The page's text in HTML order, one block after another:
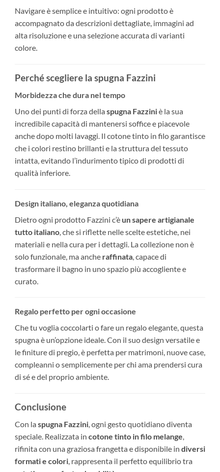
Navigare è semplice e intuitivo: ogni prodotto è
accompagnato da descrizioni dettagliate, immagini ad
alta risoluzione e una selezione accurata di varianti
colore.
Perché scegliere la spugna Fazzini
Morbidezza che dura nel tempo
Uno dei punti di forza della spugna Fazziniè la sua
incredibile capacità di mantenersi soffice e piacevole
anche dopo molti lavaggi. Il cotone tinto in filo garantisce
che i colori restino brillanti e la struttura del tessuto
intatta, evitando l’indurimento tipico di prodotti di
qualità inferiore.
Design italiano, eleganza quotidiana
Dietro ogni prodotto Fazzini c’è un sapere artigianale
tutto italiano , che si riflette nelle scelte estetiche, nei
materiali e nella cura per i dettagli. La collezione non è
solo funzionale, ma anche raffinata , capace di
trasformare il bagno in uno spazio più accogliente e
curato.
Regalo perfetto per ogni occasione
Che tu voglia coccolarti o fare un regalo elegante, questa
spugna è un’opzione ideale. Con il suo design versatile e
le finiture di pregio, è perfetta per matrimoni, nuove case,
compleanni o semplicemente per chi ama prendersi cura
di sé e del proprio ambiente.
Conclusione
Con la spugna Fazzini, ogni gesto quotidiano diventa
speciale. Realizzata in cotone tinto in filo melange,
rifinita con una graziosa frangetta e disponibile in diversi
formati e colori, rappresenta il perfetto equilibrio tra